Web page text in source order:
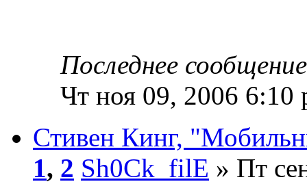
Последнее
Чт ноя 09, 2006 6:10
Стивен Кинг,
1, 2 Sh0Ck_filE » Пт